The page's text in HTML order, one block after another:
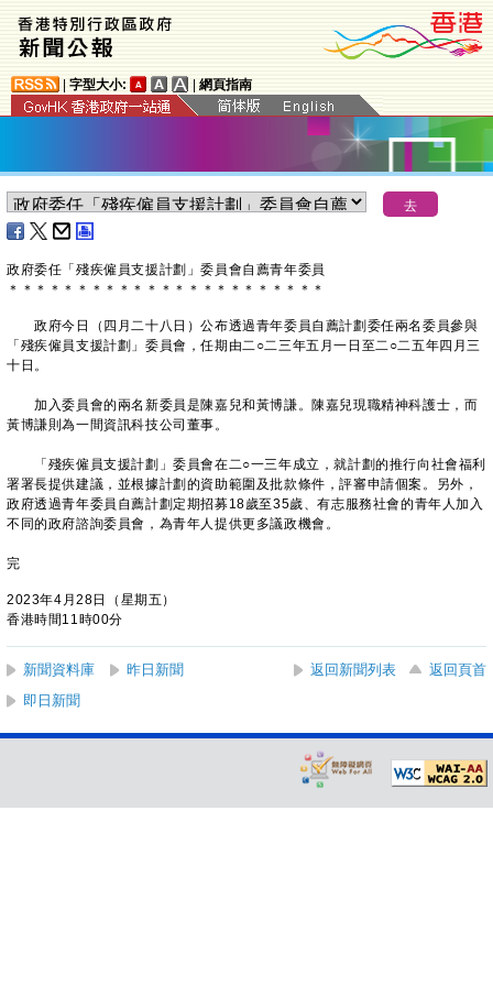
字型大小: 網頁指南
政府委任「殘疾僱員支援計劃」委員會自薦青年委員
＊ ＊ ＊ ＊ ＊ ＊ ＊ ＊ ＊ ＊ ＊ ＊ ＊ ＊ ＊ ＊ ＊ ＊ ＊ ＊ ＊ ＊ ＊
政府今日（四月二十八日）公布透過青年委員自薦計劃委任兩名委員參與
「殘疾僱員支援計劃」委員會，任期由二○二三年五月一日至二○二五年四月三
十日。
加入委員會的兩名新委員是陳嘉兒和黃博謙。陳嘉兒現職精神科護士，而
黃博謙則為一間資訊科技公司董事。
「殘疾僱員支援計劃」委員會在二○一三年成立，就計劃的推行向社會福利
署署長提供建議，並根據計劃的資助範圍及批款條件，評審申請個案。另外，
政府透過青年委員自薦計劃定期招募18歲至35歲、有志服務社會的青年人加入
不同的政府諮詢委員會，為青年人提供更多議政機會。
完
2023年4月28日（星期五）
香港時間11時00分
新聞資料庫 昨日新聞 返回新聞列表
返回頁首
即日新聞